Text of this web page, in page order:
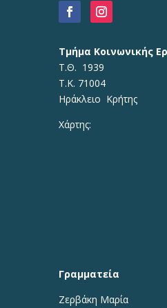
Τμήμα Κοινωνικής
Τ.Θ. 1939
Τ.Κ. 71004
Ηράκλειο Κρήτης
Χάρτης:
Γραμματεία
Ζερβάκη Μαρία